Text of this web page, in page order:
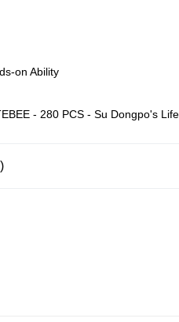
RM100) within West Malaysia!
RM100.00) within West Malaysia!
days, SMS notify)
on Ability
- 280 PCS - Su Dongpo's Life